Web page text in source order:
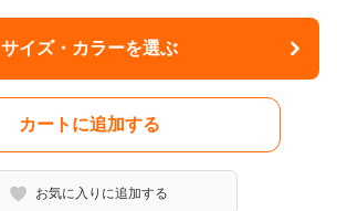
サイズ・カラーを選ぶ
カートに追加する
お気に入りに追加する